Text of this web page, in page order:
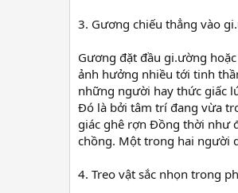
3. Gương chiếu thẳng vào
Gương đặt đầu gi.ường
ảnh hưởng nhiều tới tinh
những người hay thức giấc
Đó là bởi tâm trí đang vừa
giác ghê rợn Đồng thời như
chồng. Một trong hai người
4. Treo vật sắc nhọn trong